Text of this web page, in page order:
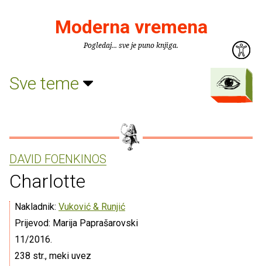
Moderna vremena
Pogledaj... sve je puno knjiga.
Sve teme
DAVID FOENKINOS
Charlotte
Nakladnik: Vuković & Runjić
Prijevod: Marija Paprašarovski
11/2016.
238 str., meki uvez